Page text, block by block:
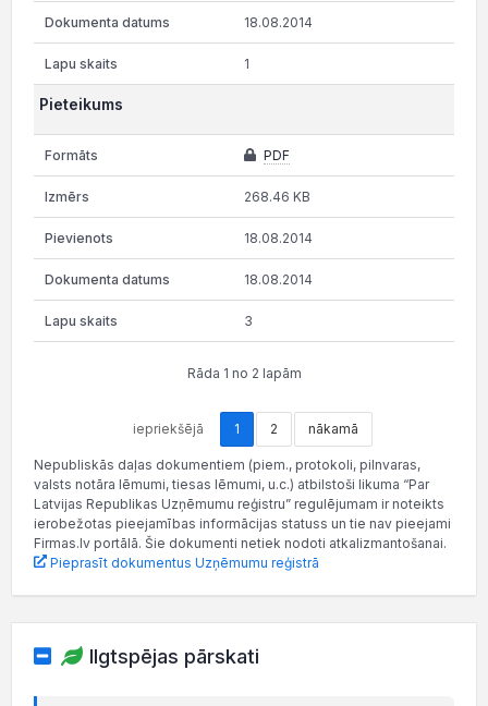
18.08.2014
1
Pieteikums
PDF
268.46 KB
18.08.2014
18.08.2014
3
Rāda 1 no 2 lapām
iepriekšējā 1 2 nākamā
Nepubliskās daļas dokumentiem (piem., protokoli, pilnvaras,
valsts notāra lēmumi, tiesas lēmumi, u.c.) atbilstoši likuma “Par
Latvijas Republikas Uzņēmumu reģistru” regulējumam ir noteikts
ierobežotas pieejamības informācijas statuss un tie nav pieejami
Firmas.lv portālā. Šie dokumenti netiek nodoti atkalizmantošanai.
Pieprasīt dokumentus Uzņēmumu reģistrā
Ilgtspējas pārskati